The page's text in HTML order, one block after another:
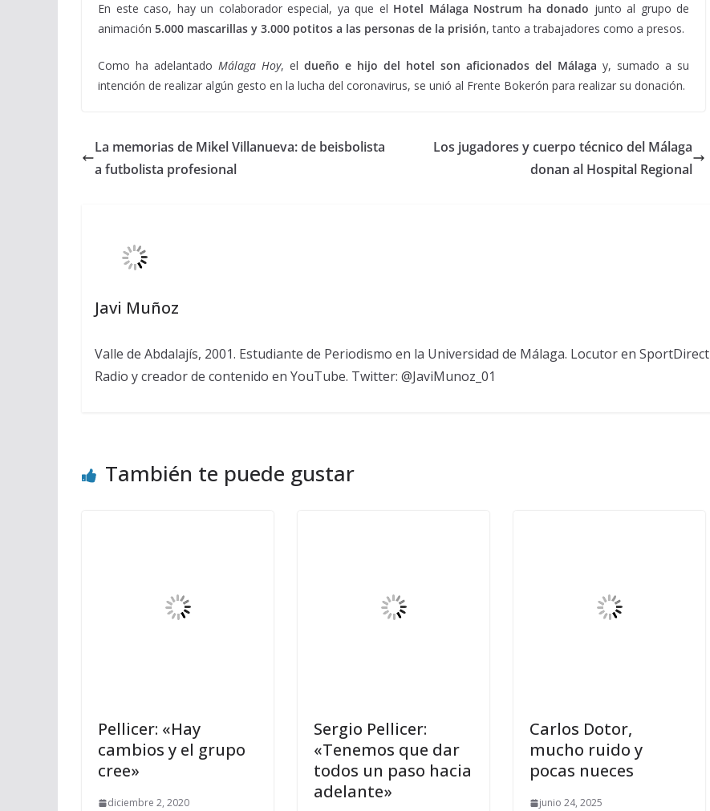
En este caso, hay un colaborador especial, ya que el Hotel Málaga Nostrum ha donado junto al grupo de
animación 5.000 mascarillas y 3.000 potitos a las personas de la prisión, tanto a trabajadores como a presos.
Como ha adelantado Málaga Hoy, el dueño e hijo del hotel son aficionados del Málaga y, sumado a su
intención de realizar algún gesto en la lucha del coronavirus, se unió al Frente Bokerón para realizar su donación.
La memorias de Mikel Villanueva: de beisbolista
a futbolista profesional
Los jugadores y cuerpo técnico del Málaga
donan al Hospital Regional
Javi Muñoz
Valle de Abdalajís, 2001. Estudiante de Periodismo en la Universidad de Málaga. Locutor en SportDirect
Radio y creador de contenido en YouTube. Twitter: @JaviMunoz_01
También te puede gustar
Pellicer: «Hay
cambios y el grupo
cree»
diciembre 2, 2020
Sergio Pellicer:
«Tenemos que dar
todos un paso hacia
adelante»
Carlos Dotor,
mucho ruido y
pocas nueces
junio 24, 2025